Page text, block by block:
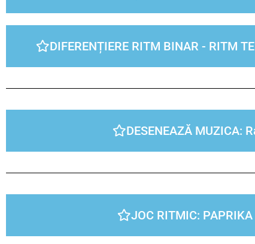
DIFERENȚIERE RITM BINAR - RITM
DESENEAZĂ MUZICA:
JOC RITMIC: